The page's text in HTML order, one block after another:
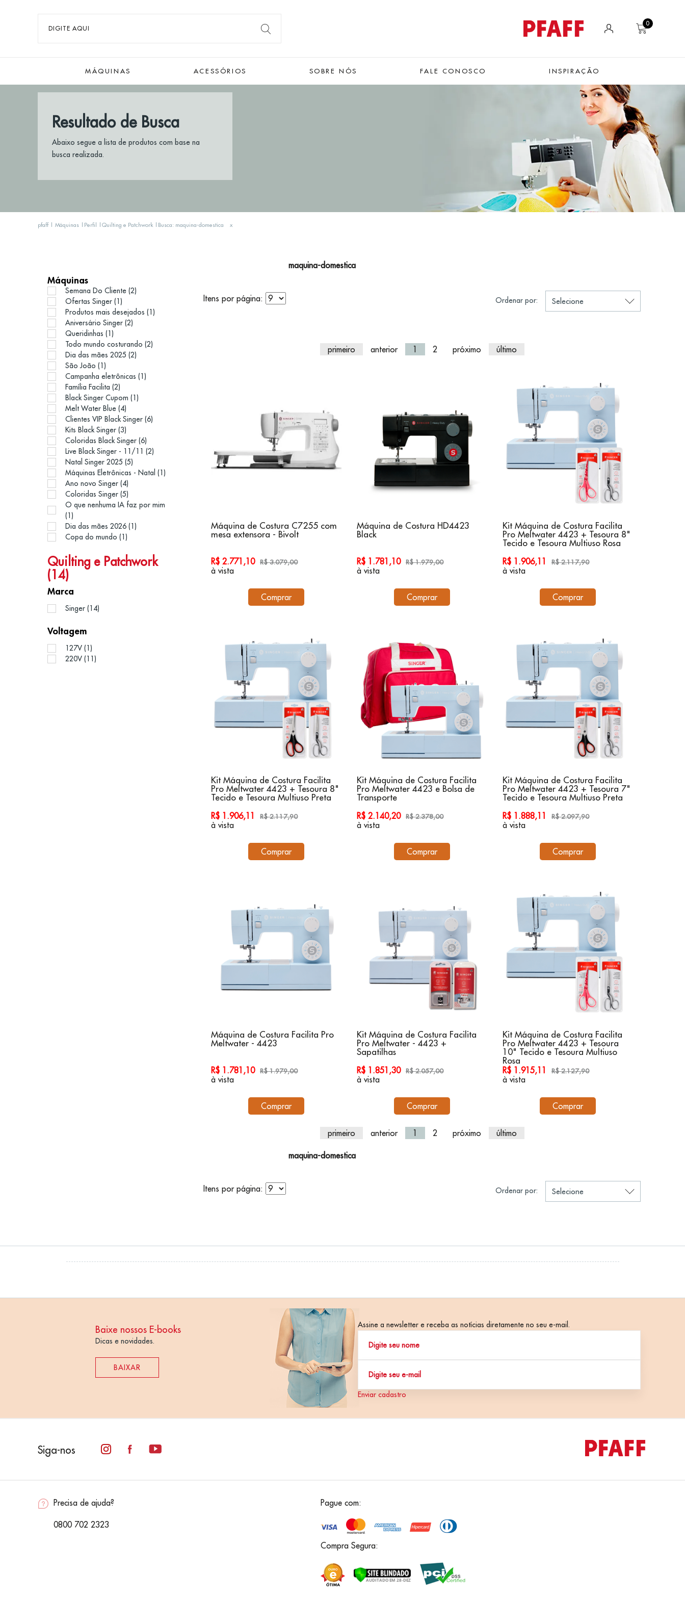
0
MÁQUINAS ACESSÓRIOS SOBRE NÓS FALE CONOSCO INSPIRAÇÃO
Resultado de Busca
Abaixo segue a lista de produtos com base na
busca realizada.
pfaff Máquinas Perfil Quilting e Patchwork Busca: maquina-domestica x
Máquinas
Semana Do Cliente (2)
Ofertas Singer (1)
Produtos mais desejados (1)
Aniversário Singer (2)
Queridinhas (1)
Todo mundo costurando (2)
Dia das mães 2025 (2)
São João (1)
Campanha eletrônicas (1)
Família Facilita (2)
Black Singer Cupom (1)
Melt Water Blue (4)
Clientes VIP Black Singer (6)
Kits Black Singer (3)
Coloridas Black Singer (6)
Live Black Singer - 11/11 (2)
Natal Singer 2025 (5)
Máquinas Eletrônicas - Natal (1)
Ano novo Singer (4)
Coloridas Singer (5)
O que nenhuma IA faz por mim
(1)
Dia das mães 2026 (1)
Copa do mundo (1)
Quilting e Patchwork
(14)
Marca
Singer (14)
Voltagem
127V (1)
220V (11)
maquina-domestica
Ordenar por:
Itens por página:
primeiro anterior 1 2 próximo último
Máquina de Costura C7255 com
mesa extensora - Bivolt
R$ 2.771,10 R$ 3.079,00
à vista
Comprar
Máquina de Costura HD4423
Black
R$ 1.781,10 R$ 1.979,00
à vista
Comprar
Kit Máquina de Costura Facilita
Pro Meltwater 4423 + Tesoura 8"
Tecido e Tesoura Multiuso Rosa
R$ 1.906,11 R$ 2.117,90
à vista
Comprar
Kit Máquina de Costura Facilita
Pro Meltwater 4423 + Tesoura 8"
Tecido e Tesoura Multiuso Preta
R$ 1.906,11 R$ 2.117,90
à vista
Comprar
Kit Máquina de Costura Facilita
Pro Meltwater 4423 e Bolsa de
Transporte
R$ 2.140,20 R$ 2.378,00
à vista
Comprar
Kit Máquina de Costura Facilita
Pro Meltwater 4423 + Tesoura 7"
Tecido e Tesoura Multiuso Preta
R$ 1.888,11 R$ 2.097,90
à vista
Comprar
Máquina de Costura Facilita Pro
Meltwater - 4423
R$ 1.781,10 R$ 1.979,00
à vista
Comprar
Kit Máquina de Costura Facilita
Pro Meltwater - 4423 +
Sapatilhas
R$ 1.851,30 R$ 2.057,00
à vista
Comprar
Kit Máquina de Costura Facilita
Pro Meltwater 4423 + Tesoura
10" Tecido e Tesoura Multiuso
Rosa
R$ 1.915,11 R$ 2.127,90
à vista
Comprar
primeiro anterior 1 2 próximo último
maquina-domestica
Ordenar por:
Itens por página:
Baixe nossos E-books
Dicas e novidades.
BAIXAR
Assine a newsletter e receba as notícias diretamente no seu e-mail.
Enviar cadastro
Siga-nos
Precisa de ajuda?
0800 702 2323
Pague com:
Compra Segura: